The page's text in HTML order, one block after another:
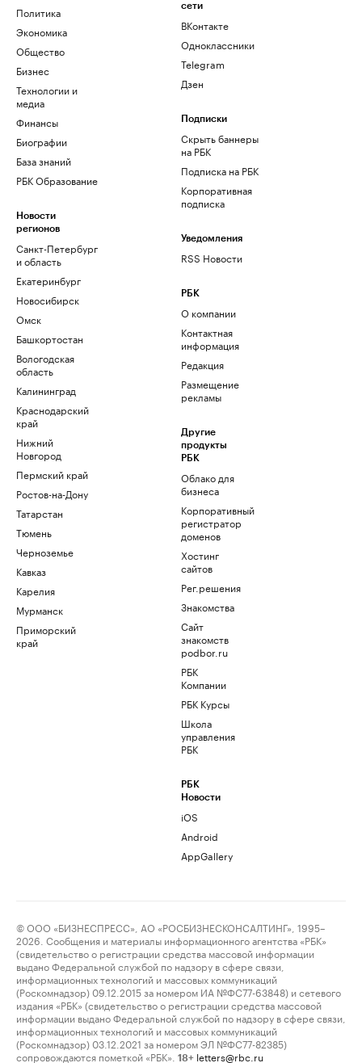
Политика
Экономика
Общество
Бизнес
Технологии и
медиа
Финансы
Биографии
База знаний
РБК Образование
Новости
регионов
Санкт-Петербург
и область
Екатеринбург
Новосибирск
Омск
Башкортостан
Вологодская
область
Калининград
Краснодарский
край
Нижний
Новгород
Пермский край
Ростов-на-Дону
Татарстан
Тюмень
Черноземье
Кавказ
Карелия
Мурманск
Приморский
край
сети
ВКонтакте
Одноклассники
Telegram
Дзен
Подписки
Скрыть баннеры
на РБК
Подписка на РБК
Корпоративная
подписка
Уведомления
RSS Новости
РБК
О компании
Контактная
информация
Редакция
Размещение
рекламы
Другие
продукты
РБК
Облако для
бизнеса
Корпоративный
регистратор
доменов
Хостинг
сайтов
Рег.решения
Знакомства
Сайт
знакомств
podbor.ru
РБК
Компании
РБК Курсы
Школа
управления
РБК
РБК
Новости
iOS
Android
AppGallery
© ООО «БИЗНЕСПРЕСС», АО «РОСБИЗНЕСКОНСАЛТИНГ», 1995–
2026. Сообщения и материалы информационного агентства «РБК»
(свидетельство о регистрации средства массовой информации
выдано Федеральной службой по надзору в сфере связи,
информационных технологий и массовых коммуникаций
(Роскомнадзор) 09.12.2015 за номером ИА №ФС77-63848) и сетевого
издания «РБК» (свидетельство о регистрации средства массовой
информации выдано Федеральной службой по надзору в сфере связи,
информационных технологий и массовых коммуникаций
(Роскомнадзор) 03.12.2021 за номером ЭЛ №ФС77-82385)
сопровождаются пометкой «РБК».
18+ letters@rbc.ru